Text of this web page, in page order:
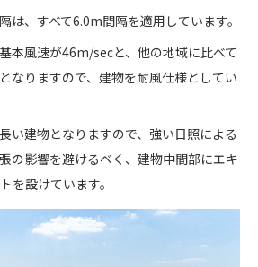
は、すべて6.0m間隔を適用しています。
本風速が46m/secと、他の地域に比べて
なりますので、建物を耐風仕様としてい
い建物となりますので、強い日照による
の影響を避けるべく、建物中間部にエキ
を設けています。